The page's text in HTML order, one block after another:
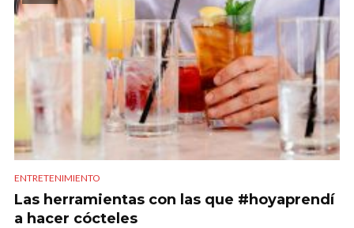
ENTRETENIMIENTO
Las herramientas con las que #hoyaprendí
a hacer cócteles